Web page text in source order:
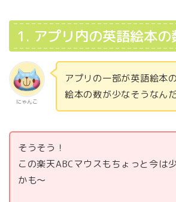
1. アプリ内の英語絵本の
にゃんこ
アプリの一部が英語絵本
絵本の数が少なそうなん
そうそう！
この楽天ABCマウスもちょっと今は
かも～